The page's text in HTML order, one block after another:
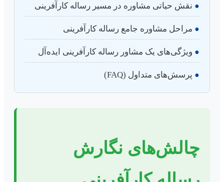
● نقش حیاتی مشاوره در مسیر رساله کارآفرینی
● مراحل مشاوره جامع رساله کارآفرینی
● ویژگی‌های یک مشاور رساله کارآفرینی ایده‌آل
● پرسش‌های متداول (FAQ)
چالش‌های نگارش